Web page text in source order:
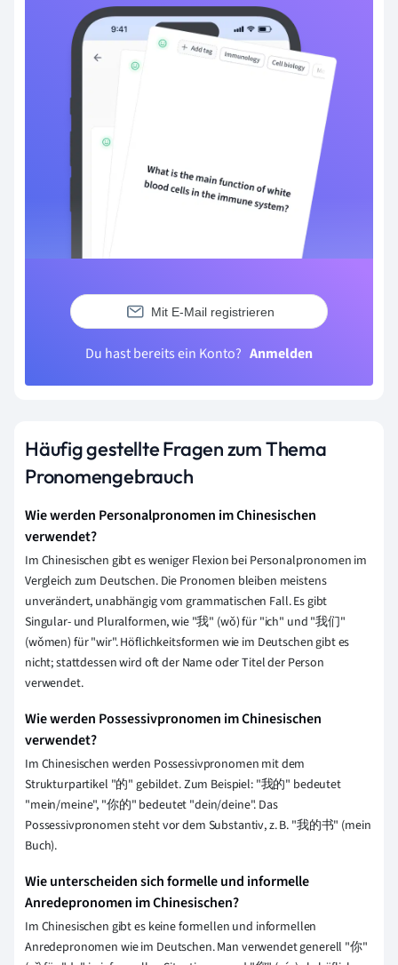
Mit E-Mail registrieren
Du hast bereits ein Konto? Anmelden
Häufig gestellte Fragen zum Thema
Pronomengebrauch
Wie werden Personalpronomen im Chinesischen
verwendet?
Im Chinesischen gibt es weniger Flexion bei Personalpronomen im
Vergleich zum Deutschen. Die Pronomen bleiben meistens
unverändert, unabhängig vom grammatischen Fall. Es gibt
Singular- und Pluralformen, wie "我" (wǒ) für "ich" und "我们"
(wǒmen) für "wir". Höflichkeitsformen wie im Deutschen gibt es
nicht; stattdessen wird oft der Name oder Titel der Person
verwendet.
Wie werden Possessivpronomen im Chinesischen
verwendet?
Im Chinesischen werden Possessivpronomen mit dem
Strukturpartikel "的" gebildet. Zum Beispiel: "我的" bedeutet
"mein/meine", "你的" bedeutet "dein/deine". Das
Possessivpronomen steht vor dem Substantiv, z. B. "我的书" (mein
Buch).
Wie unterscheiden sich formelle und informelle
Anredepronomen im Chinesischen?
Im Chinesischen gibt es keine formellen und informellen
Anredepronomen wie im Deutschen. Man verwendet generell "你"